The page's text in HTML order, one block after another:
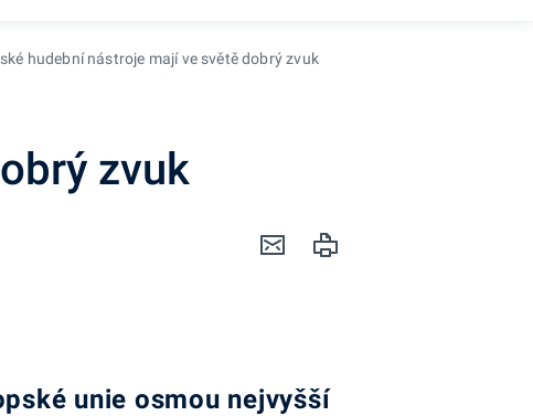
hudební nástroje mají ve světě dobrý zvuk
zvuk
unie osmou nejvyšší